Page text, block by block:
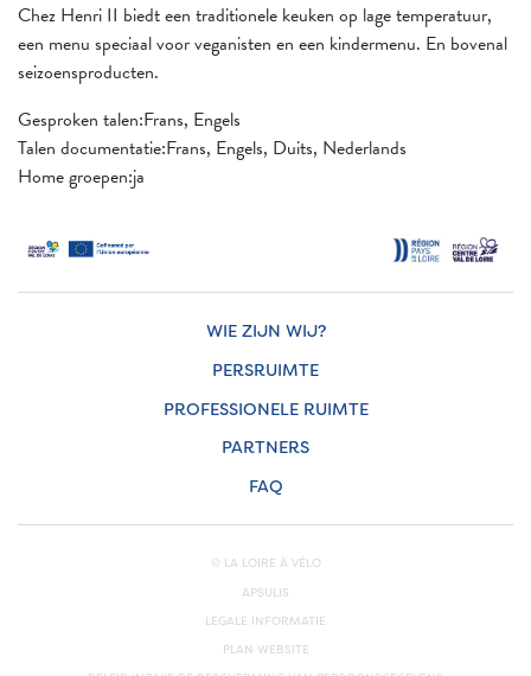
Chez Henri II biedt een traditionele keuken op lage temperatuur,
een menu speciaal voor veganisten en een kindermenu. En bovenal
seizoensproducten.
Gesproken talen:Frans, Engels
Talen documentatie:Frans, Engels, Duits, Nederlands
Home groepen:ja
WIE ZIJN WIJ?
PERSRUIMTE
PROFESSIONELE RUIMTE
PARTNERS
FAQ
© LA LOIRE À VÉLO
APSULIS
LEGALE INFORMATIE
PLAN WEBSITE